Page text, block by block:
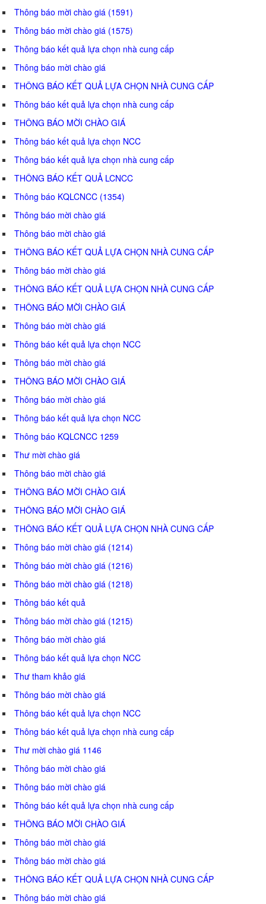
Thông báo mời chào giá (1591)
Thông báo mời chào giá (1575)
Thông báo kết quả lựa chọn nhà cung cấp
Thông báo mời chào giá
THÔNG BÁO KẾT QUẢ LỰA CHỌN NHÀ CUNG CẤP
Thông báo kết quả lựa chọn nhà cung cấp
THÔNG BÁO MỜI CHÀO GIÁ
Thông báo kết quả lựa chọn NCC
Thông báo kết quả lựa chọn nhà cung cấp
THÔNG BÁO KẾT QUẢ LCNCC
Thông báo KQLCNCC (1354)
Thông báo mời chào giá
Thông báo mời chào giá
THÔNG BÁO KẾT QUẢ LỰA CHỌN NHÀ CUNG CẤP
Thông báo mời chào giá
THÔNG BÁO KẾT QUẢ LỰA CHỌN NHÀ CUNG CẤP
THÔNG BÁO MỜI CHÀO GIÁ
Thông báo mời chào giá
Thông báo kết quả lựa chọn NCC
Thông báo mời chào giá
THÔNG BÁO MỜI CHÀO GIÁ
Thông báo mời chào giá
Thông báo kết quả lựa chọn NCC
Thông báo KQLCNCC 1259
Thư mời chào giá
Thông báo mời chào giá
THÔNG BÁO MỜI CHÀO GIÁ
THÔNG BÁO MỜI CHÀO GIÁ
THÔNG BÁO KẾT QUẢ LỰA CHỌN NHÀ CUNG CẤP
Thông báo mời chào giá (1214)
Thông báo mời chào giá (1216)
Thông báo mời chào giá (1218)
Thông báo kết quả
Thông báo mời chào giá (1215)
Thông báo mời chào giá
Thông báo kết quả lựa chọn NCC
Thư tham khảo giá
Thông báo mời chào giá
Thông báo kết quả lựa chọn NCC
Thông báo kết quả lựa chọn nhà cung cấp
Thư mời chào giá 1146
Thông báo mời chào giá
Thông báo mời chào giá
Thông báo kết quả lựa chọn nhà cung cấp
THÔNG BÁO MỜI CHÀO GIÁ
Thông báo mời chào giá
Thông báo mời chào giá
THÔNG BÁO KẾT QUẢ LỰA CHỌN NHÀ CUNG CẤP
Thông báo mời chào giá